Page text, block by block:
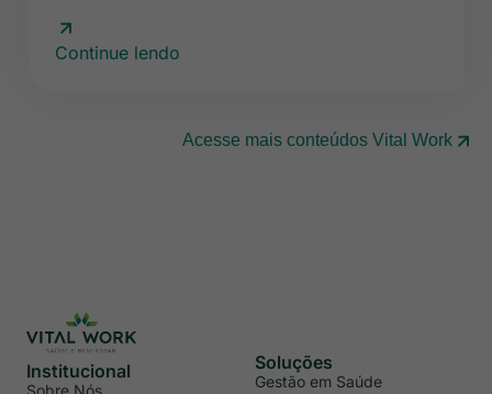
Continue lendo
Acesse mais conteúdos Vital Work
Institucional Soluções
Gestão em Saúde